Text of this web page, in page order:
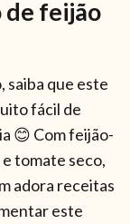
feijão
saiba que este
fácil de
😊 Com feijão-
tomate seco,
adora receitas
este